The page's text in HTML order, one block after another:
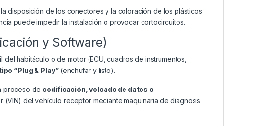
disposición de los conectores y la coloración de los plásticos
puede impedir la instalación o provocar cortocircuitos.
y Software)
habitáculo o de motor (ECU, cuadros de instrumentos,
“Plug & Play”(enchufar y listo).
proceso de codificación, volcado de datos o
(VIN) del vehículo receptor mediante maquinaria de diagnosis